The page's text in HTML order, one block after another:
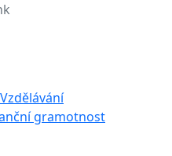
gramotnost